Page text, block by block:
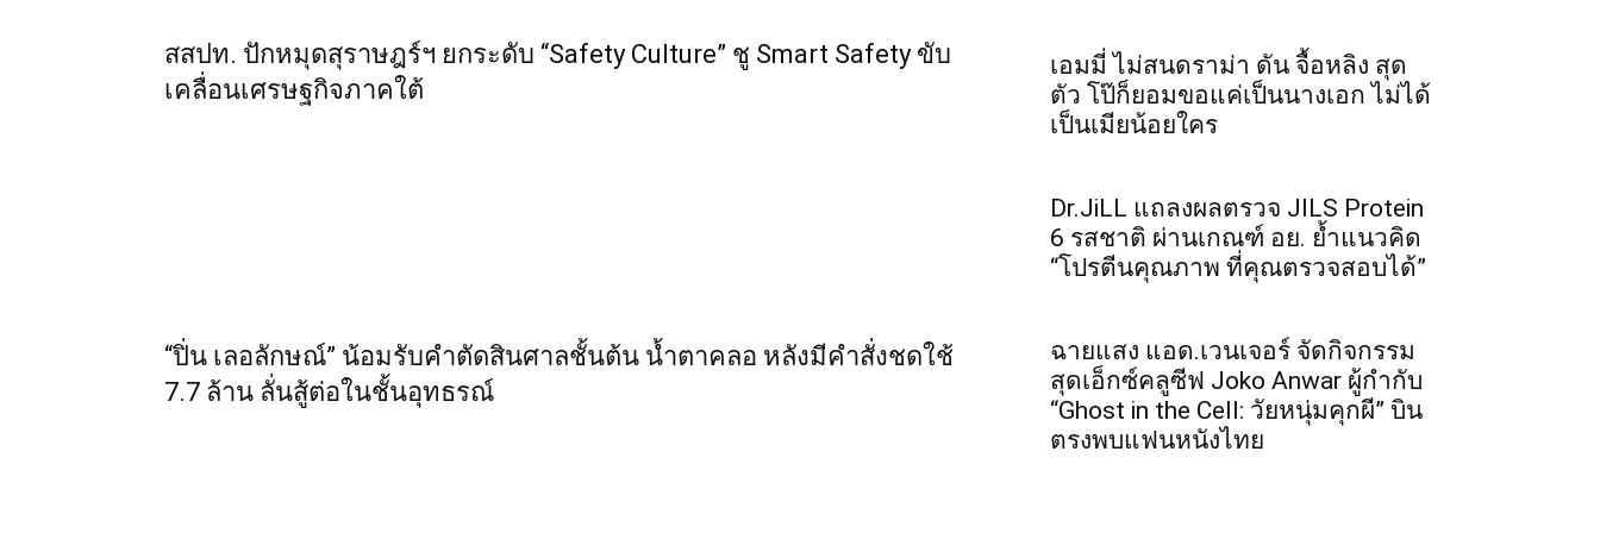
สสปท. ปักหมุดสุราษฎร์ฯ ยกระดับ “Safety Culture” ชู Smart Safety ขับ
เคลื่อนเศรษฐกิจภาคใต้
“ปิ่น เลอลักษณ์” น้อมรับคำตัดสินศาลชั้นต้น น้ำตาคลอ หลังมีคำสั่งชดใช้
7.7 ล้าน ลั่นสู้ต่อในชั้นอุทธรณ์
เอมมี่ ไม่สนดราม่า ดัน จื้อหลิง สุด
ตัว โป๊ก็ยอมขอแค่เป็นนางเอก ไม่ได้
เป็นเมียน้อยใคร
Dr.JiLL แถลงผลตรวจ JILS Protein
6 รสชาติ ผ่านเกณฑ์ อย. ย้ำแนวคิด
“โปรตีนคุณภาพ ที่คุณตรวจสอบได้”
ฉายแสง แอด.เวนเจอร์ จัดกิจกรรม
สุดเอ็กซ์คลูซีฟ Joko Anwar ผู้กำกับ
“Ghost in the Cell: วัยหนุ่มคุกผี” บิน
ตรงพบแฟนหนังไทย